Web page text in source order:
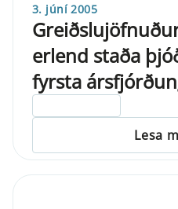
3. júní 2005
erlend staða
fyrsta
Lesa